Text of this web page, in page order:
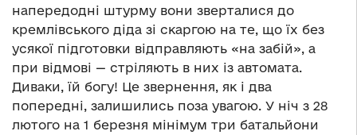
напередодні штурму вони зверталися до
кремлівського діда зі скаргою на те, що їх без
усякої підготовки відправляють «на забій», а
при відмові — стріляють в них із автомата.
Диваки, їй богу! Це звернення, як і два
попередні, залишились поза увагою. У ніч з 28
лютого на 1 березня мінімум три батальйони